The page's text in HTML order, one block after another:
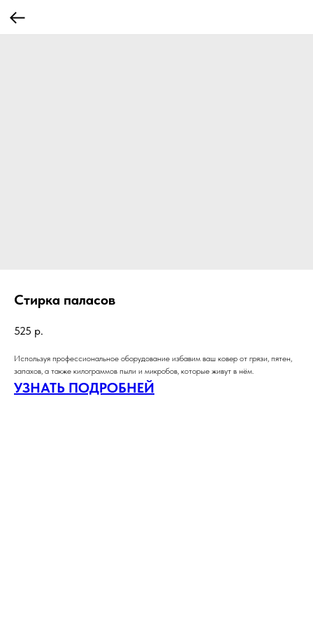
Стирка паласов
525 р.
Используя профессиональное оборудование избавим ваш ковер от грязи, пятен,
запахов, а также килограммов пыли и микробов, которые живут в нём.
УЗНАТЬ ПОДРОБНЕЙ